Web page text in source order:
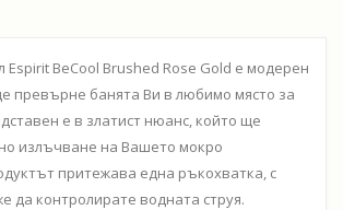
Espirit BeCool Brushed Rose Gold е модерен
превърне банята Ви в любимо място за
е в златист нюанс, който ще
излъчване на Вашето мокро
притежава една ръкохватка, с
да контролирате водната струя.